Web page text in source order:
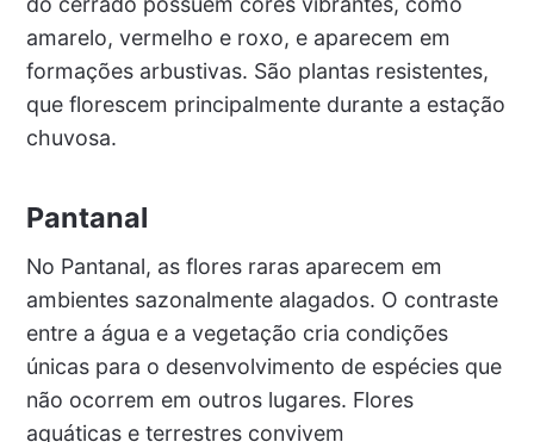
amarelo, vermelho e roxo, e aparecem em
formações arbustivas. São plantas resistentes,
que florescem principalmente durante a estação
chuvosa.
Pantanal
No Pantanal, as flores raras aparecem em
ambientes sazonalmente alagados. O contraste
entre a água e a vegetação cria condições
únicas para o desenvolvimento de espécies que
não ocorrem em outros lugares. Flores
aquáticas e terrestres convivem